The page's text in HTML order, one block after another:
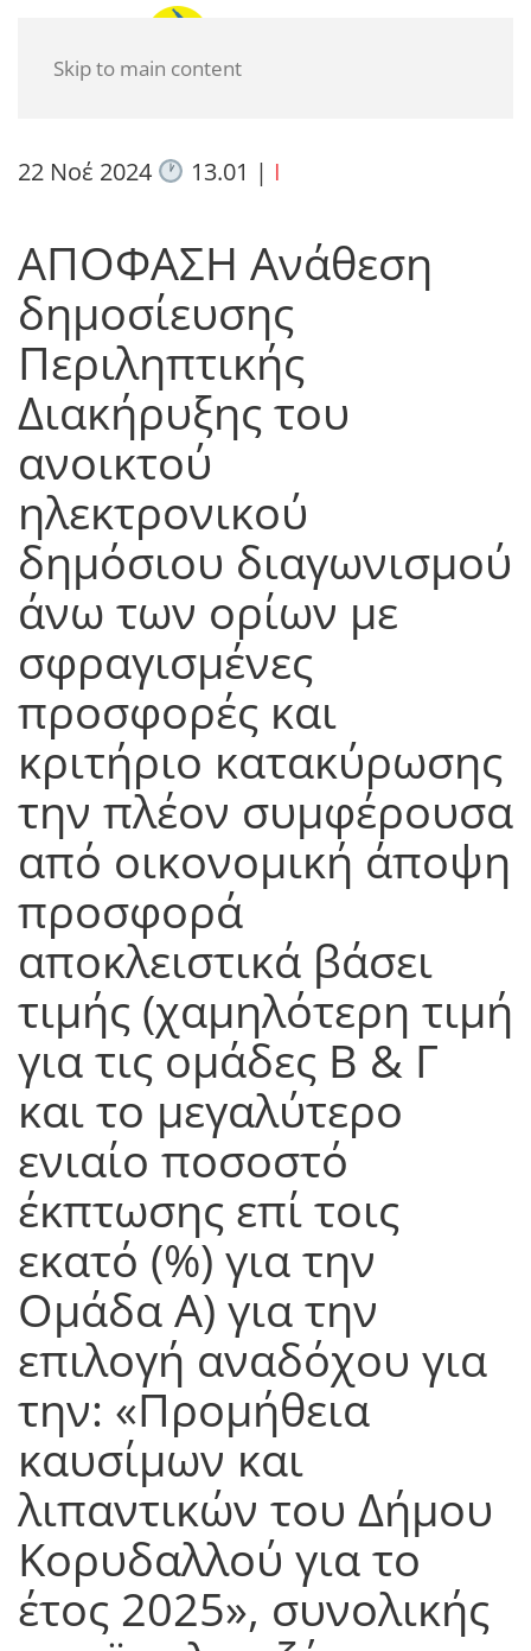
Skip to main content
22 Νοέ 2024 13.01 | I
ΑΠΟΦΑΣΗ Ανάθεση
δημοσίευσης
Περιληπτικής
Διακήρυξης του
ανοικτού
ηλεκτρονικού
δημόσιου διαγωνισμού
άνω των ορίων με
σφραγισμένες
προσφορές και
κριτήριο κατακύρωσης
την πλέον συμφέρουσα
από οικονομική άποψη
προσφορά
αποκλειστικά βάσει
τιμής (χαμηλότερη τιμή
για τις ομάδες Β & Γ
και το μεγαλύτερο
ενιαίο ποσοστό
έκπτωσης επί τοις
εκατό (%) για την
Ομάδα Α) για την
επιλογή αναδόχου για
την: «Προμήθεια
καυσίμων και
λιπαντικών του Δήμου
Κορυδαλλού για το
έτος 2025», συνολικής